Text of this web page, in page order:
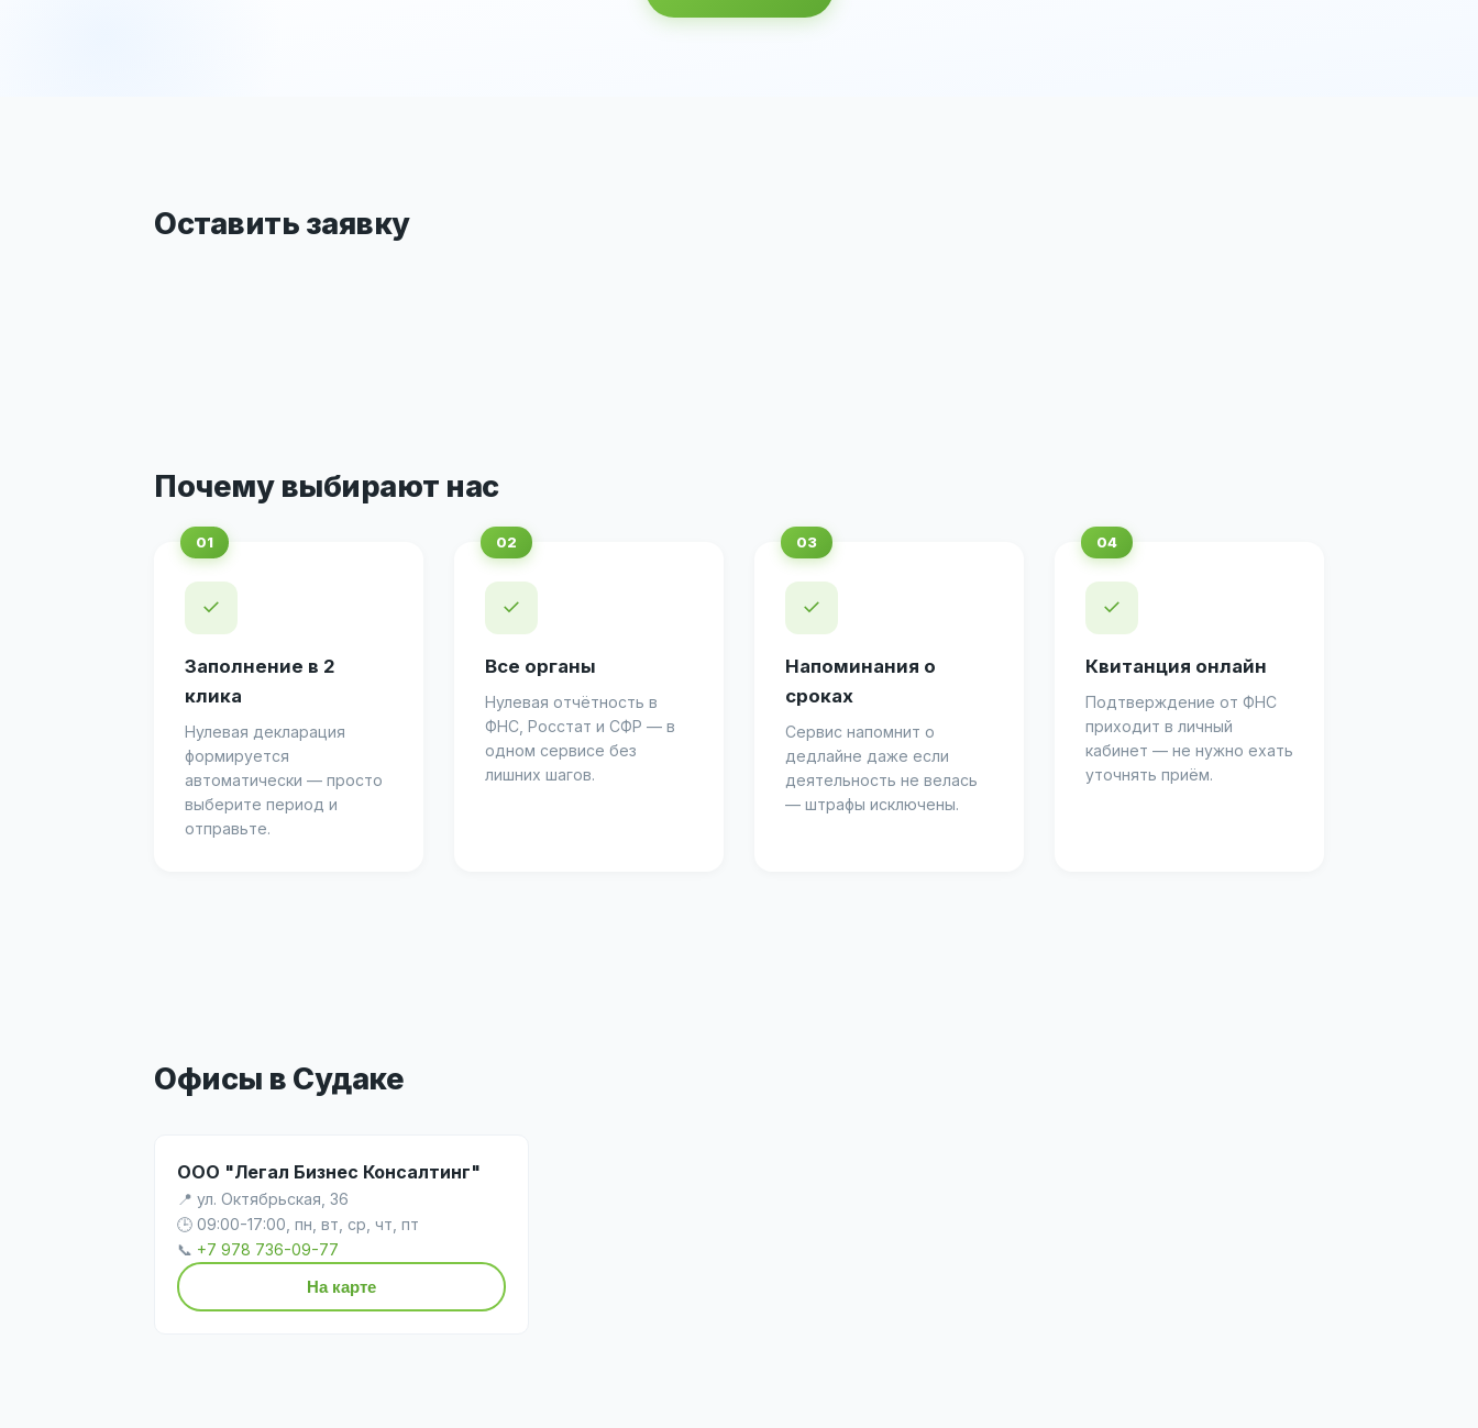
Оставить заявку
Почему выбирают нас
✓
Заполнение в 2
клика
Нулевая декларация
формируется
автоматически — просто
выберите период и
отправьте.
✓
Все органы
Нулевая отчётность в
ФНС, Росстат и СФР — в
одном сервисе без
лишних шагов.
✓
Напоминания о
сроках
Сервис напомнит о
дедлайне даже если
деятельность не велась
— штрафы исключены.
✓
Квитанция онлайн
Подтверждение от ФНС
приходит в личный
кабинет — не нужно ехать
уточнять приём.
Офисы в Судаке
ООО "Легал Бизнес Консалтинг"
📍 ул. Октябрьская, 36
🕒 09:00-17:00, пн, вт, ср, чт, пт
📞 +7 978 736-09-77
На карте